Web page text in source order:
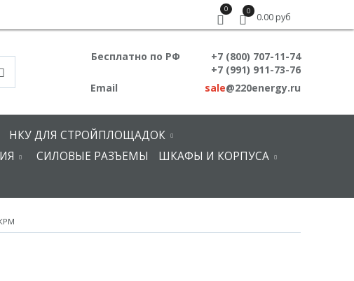
0 0
0.00 руб
Бесплатно по РФ
+7 (800) 707-11-74
+7 (991) 911-73-76
Email
sale@220energy.ru
НКУ ДЛЯ СТРОЙПЛОЩАДОК
СИЛОВЫЕ РАЗЪЕМЫ
ШКАФЫ И КОРПУСА